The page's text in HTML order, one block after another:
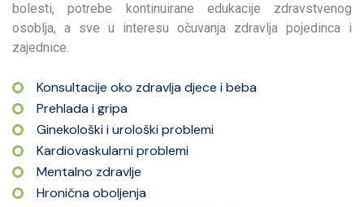
bolesti, potrebe kontinuirane edukacije zdravstvenog
osoblja, a sve u interesu očuvanja zdravlja pojedinca i
zajednice.
Konsultacije oko zdravlja djece i beba
Prehlada i gripa
Ginekološki i urološki problemi
Kardiovaskularni problemi
Mentalno zdravlje
Hronična oboljenja